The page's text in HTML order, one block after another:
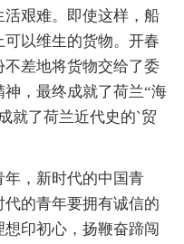
艰难。即使这样，船
以维生的货物。开春
差地将货物交给了委
，最终成就了荷兰“海
就了荷兰近代史的`贸
，新时代的中国青
的青年要拥有诚信的
印初心，扬鞭奋蹄闯